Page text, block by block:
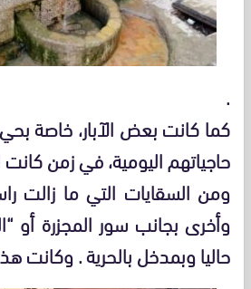
.
كما كانت بعض الآبار، خاصة
حاجياتهم اليومية، في زمن
ومن السقايات التي ما زالت
وأخرى بجانب سور المجزرة أو
حاليا وبمدخل بالحرية . وكانت